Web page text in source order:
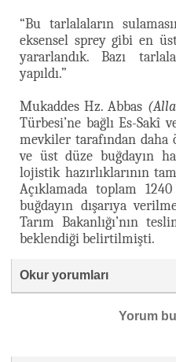
“Bu tarlalaların
eksensel sprey gibi en
yararlandık. Bazı
yapıldı.”
Mukaddes Hz. Abbas
Türbesi’ne bağlı Es-Sakî
mevkiler tarafından daha
ve üst düze buğdayın
lojistik hazırlıklarının
Açıklamada toplam
buğdayın dışarıya
Tarım Bakanlığı’nın
beklendiği belirtilmişti.
Okur yorumları
Yorum